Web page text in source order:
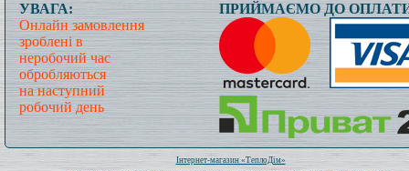
УВАГА:
Онлайн замовлення
зроблені в
неробочий час
обробляються
на наступний
робочий день
ПРИЙМАЄМО ДО
Всього: 1020029 Сьогодні: 119
Інтернет-магазин «ТеплоДім»